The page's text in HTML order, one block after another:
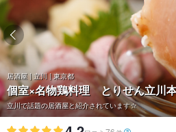
居酒屋 | 立川 | 東京都
個室×名物鶏料理 とりせん立川
立川で話題の居酒屋と紹介されています☆